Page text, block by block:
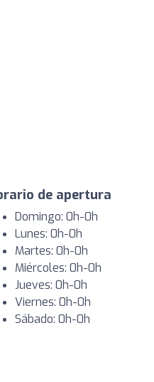
de apertura
Domingo: 0h-0h
Lunes: 0h-0h
Martes: 0h-0h
Miércoles: 0h-0h
Jueves: 0h-0h
Viernes: 0h-0h
Sábado: 0h-0h